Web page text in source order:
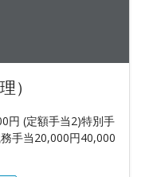
）
円 (定額手当2)特別手
手当20,000円40,000